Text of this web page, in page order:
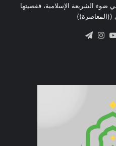
ضوء الشريعة الإسلامية، فقضيتها
((المعاصرة))
‫X
‫YouTube
انستقرام